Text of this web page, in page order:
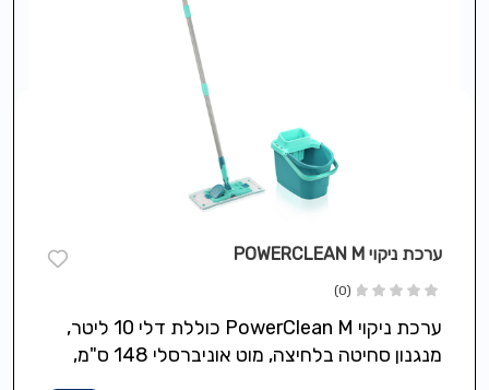
ערכת ניקוי POWERCLEAN M
(0)
ערכת ניקוי PowerClean M כוללת דלי 10 ליטר,
מנגנון סחיטה בלחיצה, מוט אוניברסלי 148 ס"מ,